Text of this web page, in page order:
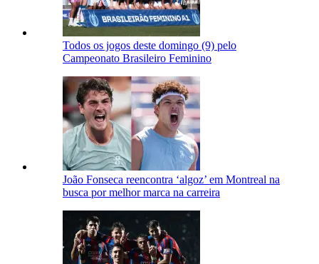
Todos os jogos deste domingo (9) pelo
Campeonato Brasileiro Feminino
João Fonseca reencontra ‘algoz’ em Montreal na
busca por melhor marca na carreira